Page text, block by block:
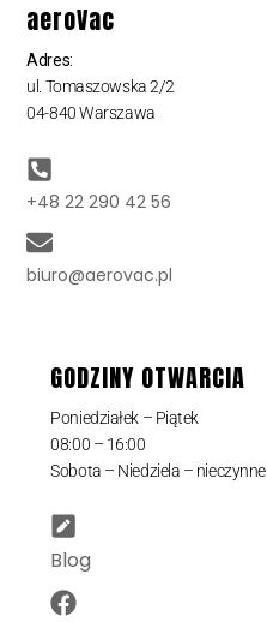
aeroVac
Adres:
ul. Tomaszowska 2/2
04-840 Warszawa
+48 22 290 42 56
biuro@aerovac.pl
GODZINY OTWARCIA
Poniedziałek – Piątek
08:00 – 16:00
Sobota – Niedziela – nieczynne
Blog